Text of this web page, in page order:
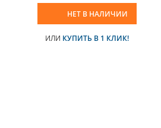
НЕТ В НАЛИЧИИ
ИЛИ КУПИТЬ В 1 КЛИК!